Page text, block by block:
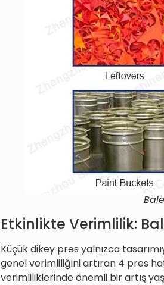
Etkinlikte Verimlilik:
Küçük dikey pres yalnızca
genel verimliliğini artıran 4 pres
verimliliklerinde önemli bir artış